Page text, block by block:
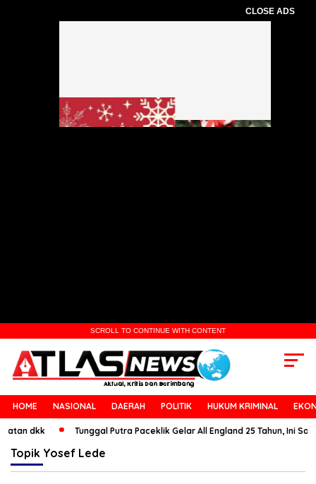
CLOSE ADS
SCROLL TO CONTINUE WITH CONTENT
HOME NASIONAL DAERAH POLITIK HUKUM KRIMINAL
Tunggal Putra Paceklik Gelar All England 25 Tahun, Ini Saran
Topik Yosef Lede